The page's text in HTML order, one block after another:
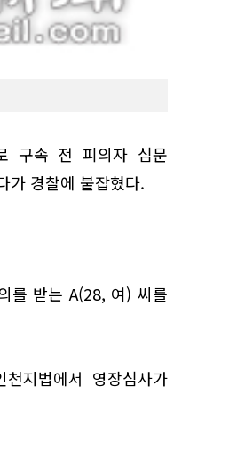
구속 전 피의자 심문
가 경찰에 붙잡혔다.
를 받는 A(28, 여) 씨를
지법에서 영장심사가